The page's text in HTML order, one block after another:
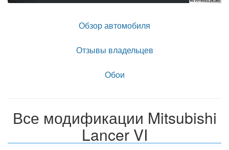
Обзор автомобиля
Отзывы владельцев
Обои
Все модификации Mitsubishi
Lancer VI